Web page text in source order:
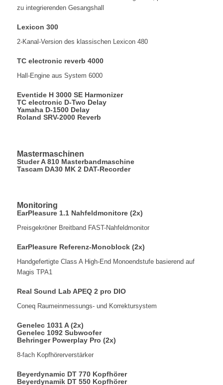
zu integrierenden Gesangshall
Lexicon 300
2-Kanal-Version des klassischen Lexicon 480
TC electronic reverb 4000
Hall-Engine aus System 6000
Eventide H 3000 SE Harmonizer
TC electronic D-Two Delay
Yamaha D-1500 Delay
Roland SRV-2000 Reverb
Mastermaschinen
Studer A 810 Masterbandmaschine
Tascam DA30 MK 2 DAT-Recorder
Monitoring
EarPleasure 1.1 Nahfeldmonitore (2x)
Preisgekröner Breitband FAST-Nahfeldmonitor
EarPleasure Referenz-Monoblock (2x)
Handgefertigte Class A High-End Monoendstufe basierend auf
Magis TPA1
Real Sound Lab APEQ 2 pro DIO
Coneq Raumeinmessungs- und Korrektursystem
Genelec 1031 A (2x)
Genelec 1092 Subwoofer
Behringer Powerplay Pro (2x)
8-fach Kopfhörerverstärker
Beyerdynamic DT 770 Kopfhörer
Beyerdynamik DT 550 Kopfhörer